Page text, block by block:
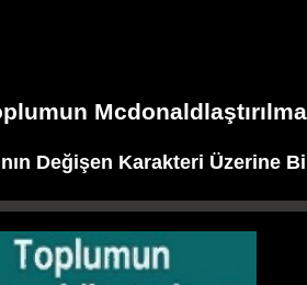
Değişen Karakteri Üzerine